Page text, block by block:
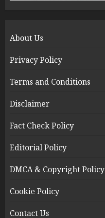
About Us
Privacy Policy
Terms and Conditions
Disclaimer
Fact Check Policy
Editorial Policy
DMCA & Copyright Policy
Cookie Policy
Contact Us